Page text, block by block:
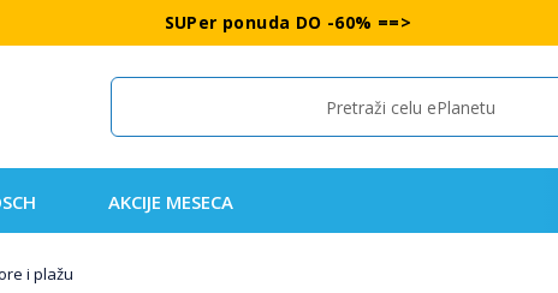
SUPer ponuda DO -60% ==>
Search
AKCIJE MESECA
i plažu